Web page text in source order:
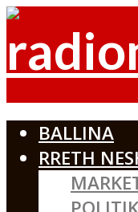
BALLINA
RRETH